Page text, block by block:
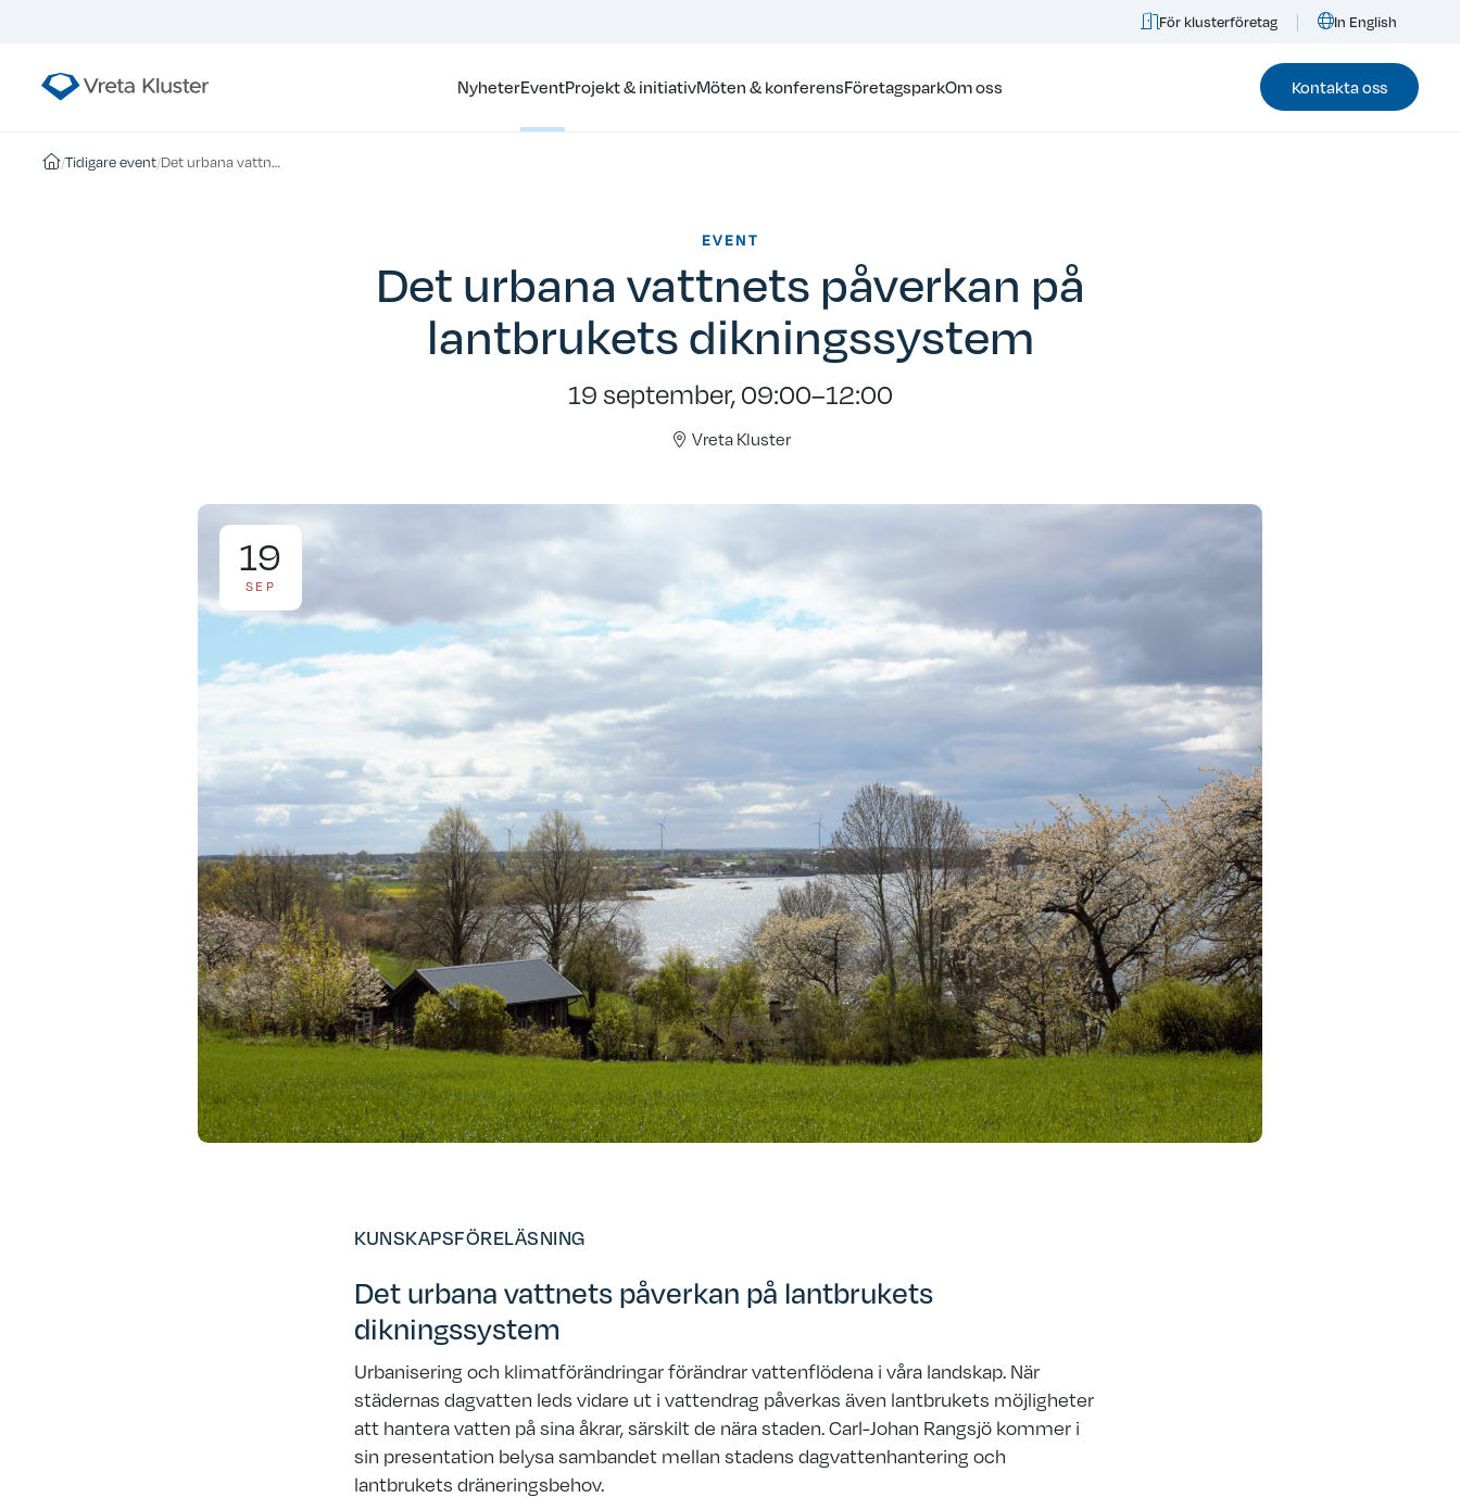
För klusterföretag In English
NyheterEventProjekt & initiativMöten & konferensFöretagsparkOm oss Kontakta oss
/Tidigare event/ Det urbana vattnets påverkan på lantbrukets dikningssystem
EVENT
Det urbana vattnets påverkan på
lantbrukets dikningssystem
19 september, 09:00–12:00
Vreta Kluster
19
SEP
KUNSKAPSFÖRELÄSNING
Det urbana vattnets påverkan på lantbrukets
dikningssystem
Urbanisering och klimatförändringar förändrar vattenflödena i våra landskap. När
städernas dagvatten leds vidare ut i vattendrag påverkas även lantbrukets möjligheter
att hantera vatten på sina åkrar, särskilt de nära staden. Carl-Johan Rangsjö kommer i
sin presentation belysa sambandet mellan stadens dagvattenhantering och
lantbrukets dräneringsbehov.